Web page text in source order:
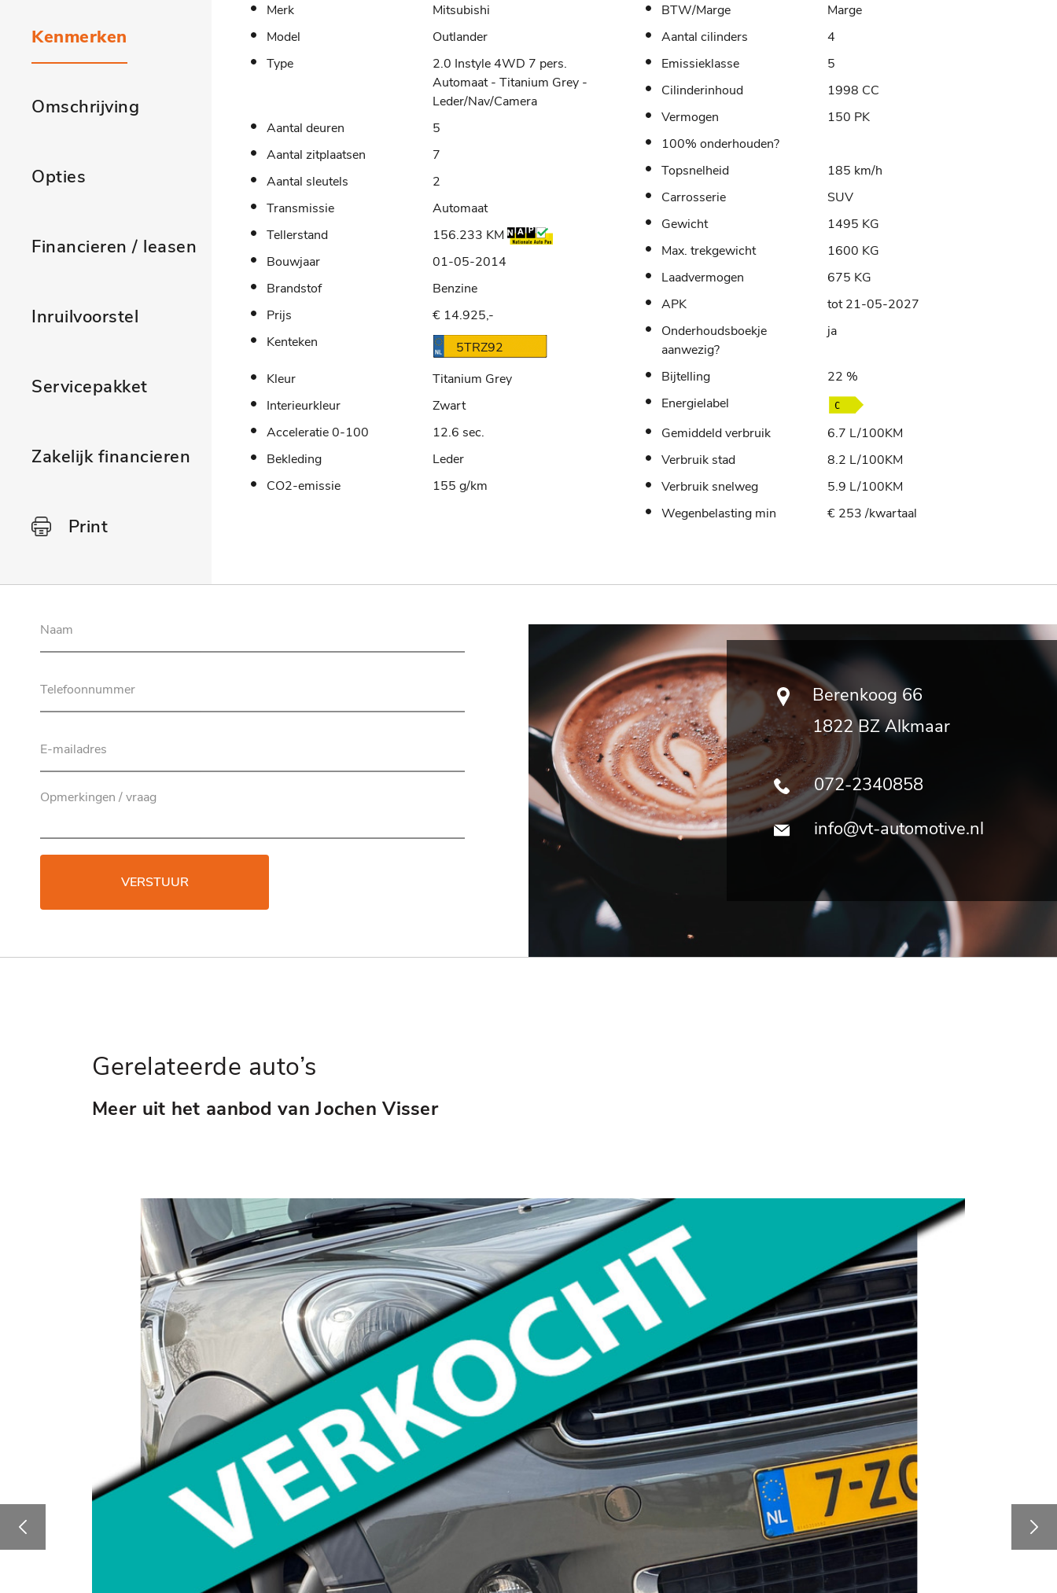
Kenmerken
Omschrijving
Opties
Financieren / leasen
Inruilvoorstel
Servicepakket
Zakelijk financieren
Print
Merk
Mitsubishi
Model
Outlander
Type
2.0 Instyle 4WD 7 pers.
Automaat - Titanium Grey -
Leder/Nav/Camera
Aantal deuren
5
Aantal zitplaatsen
7
Aantal sleutels
2
Transmissie
Automaat
Tellerstand
156.233 KM
Bouwjaar
01-05-2014
Brandstof
Benzine
Prijs
€ 14.925,-
Kenteken
5TRZ92
Kleur
Titanium Grey
Interieurkleur
Zwart
Acceleratie 0-100
12.6 sec.
Bekleding
Leder
CO2-emissie
155 g/km
BTW/Marge
Marge
Aantal cilinders
4
Emissieklasse
5
Cilinderinhoud
1998 CC
Vermogen
150 PK
100% onderhouden?
Topsnelheid
185 km/h
Carrosserie
SUV
Gewicht
1495 KG
Max. trekgewicht
1600 KG
Laadvermogen
675 KG
APK
tot 21-05-2027
Onderhoudsboekje
aanwezig?
ja
Bijtelling
22 %
Energielabel
Gemiddeld verbruik
6.7 L/100KM
Verbruik stad
8.2 L/100KM
Verbruik snelweg
5.9 L/100KM
Wegenbelasting min
€ 253 /kwartaal
VERSTUUR
Berenkoog 66
1822 BZ Alkmaar
072-2340858
info@vt-automotive.nl
Gerelateerde auto’s
Meer uit het aanbod van Jochen Visser